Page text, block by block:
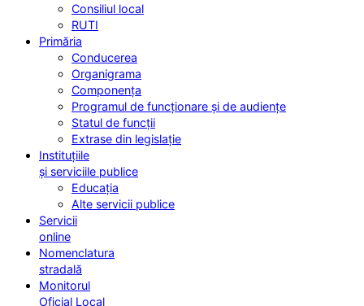
Consiliul local
RUTI
Primăria
Conducerea
Organigrama
Componența
Programul de funcționare și de audiențe
Statul de funcții
Extrase din legislație
Instituțiile
și serviciile publice
Educația
Alte servicii publice
Servicii
online
Nomenclatura
stradală
Monitorul
Oficial Local